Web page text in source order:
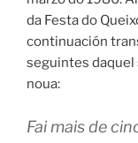
da Festa do
continuación
seguintes daquel
noua:
Fai mais de